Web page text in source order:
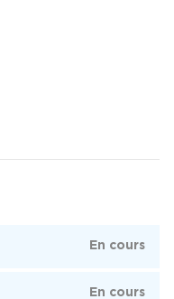
En cours
En cours